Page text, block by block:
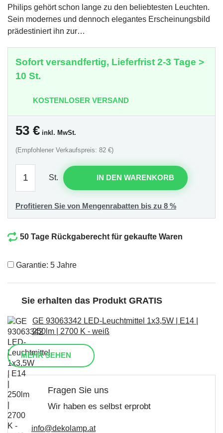
Philips gehört schon lange zu den beliebtesten Leuchten.
Sein modernes und dennoch elegantes Erscheinungsbild
prädestiniert ihn zur…
Sofort versandfertig, Lieferfrist 2-3 Tage >
10 St.
KOSTENLOSER VERSAND
53 € inkl. MwSt.
(Empfohlener Verkaufspreis: 82 €)
St. IN DEN WARENKORB
Profitieren Sie von Mengenrabatten bis zu 8 %
50 Tage Rückgaberecht für gekaufte Waren
Garantie: 5 Jahre
Sie erhalten das Produkt GRATIS
GE 93063342 LED-Leuchtmittel 1x3,5W | E14 |
250lm | 2700 K - weiß
MEHR SEHEN
Fragen Sie uns
Wir haben es selbst erprobt
info@dekolamp.at